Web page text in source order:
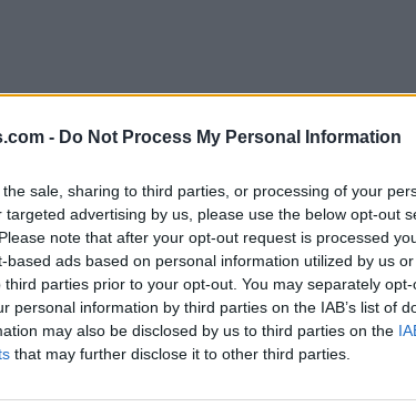
- Do Not Process My Personal Information
sale, sharing to third parties, or processing of your
advertising by us, please use the below opt-out
note that after your opt-out request is processed
based ads based on personal information utilized by us
third parties prior to your opt-out. You may separately
personal information by third parties on the IAB’s list of
may also be disclosed by us to third parties on the
that may further disclose it to other third parties.
Panathinaikos 2024-2025 présente un